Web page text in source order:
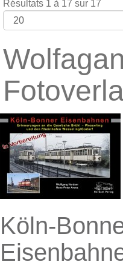
Résultats 1 à 17 sur 17
Köln-